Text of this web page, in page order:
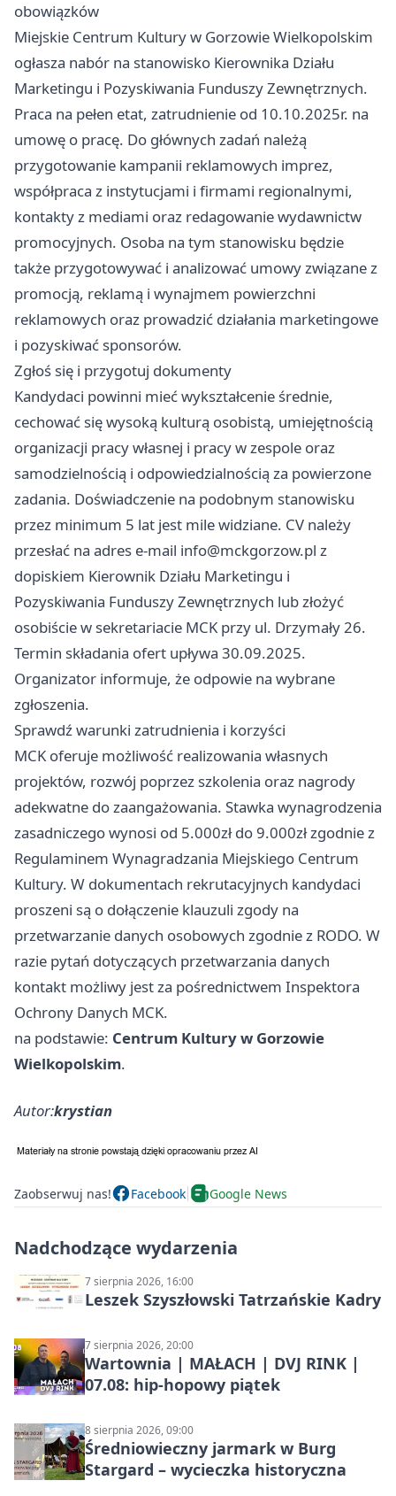
obowiązków
Miejskie Centrum Kultury w Gorzowie Wielkopolskim
ogłasza nabór na stanowisko Kierownika Działu
Marketingu i Pozyskiwania Funduszy Zewnętrznych.
Praca na pełen etat, zatrudnienie od 10.10.2025r. na
umowę o pracę. Do głównych zadań należą
przygotowanie kampanii reklamowych imprez,
współpraca z instytucjami i firmami regionalnymi,
kontakty z mediami oraz redagowanie wydawnictw
promocyjnych. Osoba na tym stanowisku będzie
także przygotowywać i analizować umowy związane z
promocją, reklamą i wynajmem powierzchni
reklamowych oraz prowadzić działania marketingowe
i pozyskiwać sponsorów.
Zgłoś się i przygotuj dokumenty
Kandydaci powinni mieć wykształcenie średnie,
cechować się wysoką kulturą osobistą, umiejętnością
organizacji pracy własnej i pracy w zespole oraz
samodzielnością i odpowiedzialnością za powierzone
zadania. Doświadczenie na podobnym stanowisku
przez minimum 5 lat jest mile widziane. CV należy
przesłać na adres e-mail info@mckgorzow.pl z
dopiskiem Kierownik Działu Marketingu i
Pozyskiwania Funduszy Zewnętrznych lub złożyć
osobiście w sekretariacie MCK przy ul. Drzymały 26.
Termin składania ofert upływa 30.09.2025.
Organizator informuje, że odpowie na wybrane
zgłoszenia.
Sprawdź warunki zatrudnienia i korzyści
MCK oferuje możliwość realizowania własnych
projektów, rozwój poprzez szkolenia oraz nagrody
adekwatne do zaangażowania. Stawka wynagrodzenia
zasadniczego wynosi od 5.000zł do 9.000zł zgodnie z
Regulaminem Wynagradzania Miejskiego Centrum
Kultury. W dokumentach rekrutacyjnych kandydaci
proszeni są o dołączenie klauzuli zgody na
przetwarzanie danych osobowych zgodnie z RODO. W
razie pytań dotyczących przetwarzania danych
kontakt możliwy jest za pośrednictwem Inspektora
Ochrony Danych MCK.
na podstawie: Centrum Kultury w Gorzowie
Wielkopolskim.
Autor:krystian
Zaobserwuj nas! Facebook Google News
Nadchodzące wydarzenia
7 sierpnia 2026, 16:00
Leszek Szyszłowski Tatrzańskie Kadry
7 sierpnia 2026, 20:00
Wartownia | MAŁACH | DVJ RINK |
07.08: hip-hopowy piątek
8 sierpnia 2026, 09:00
Średniowieczny jarmark w Burg
Stargard – wycieczka historyczna